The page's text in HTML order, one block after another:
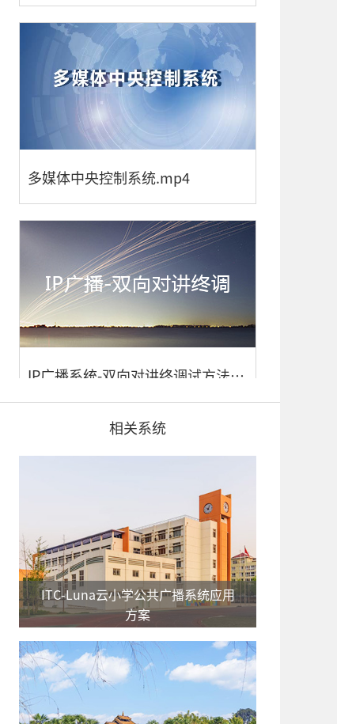
多媒体中央控制系统.mp4
IP广播系统-双向对讲终调试方法.mp4
相关系统
ITC-Luna云小学公共广播系统应用
方案